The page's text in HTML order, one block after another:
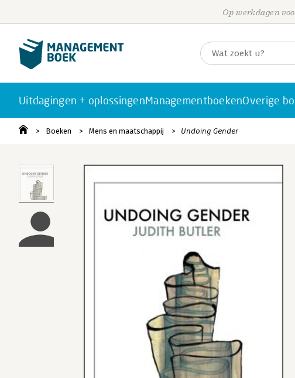
Op werkdagen
Uitdagingen + oplossingenManagementboekenOverige
Boeken Mens en maatschappij Undoing Gender